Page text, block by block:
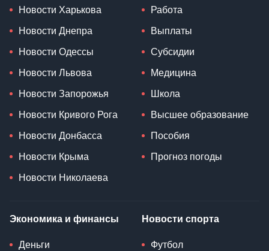
Новости Харькова
Новости Днепра
Новости Одессы
Новости Львова
Новости Запорожья
Новости Кривого Рога
Новости Донбасса
Новости Крыма
Новости Николаева
Работа
Выплаты
Субсидии
Медицина
Школа
Высшее образование
Пособия
Прогноз погоды
Экономика и финансы
Деньги
Новости спорта
Футбол